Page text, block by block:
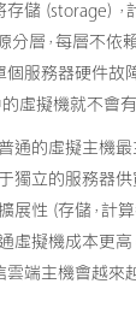
儲（storage），
分層，每層不依
個服務器硬件故
的虛擬機就不會有
通的虛擬主機最
獨立的服務器供
性（存儲，計
虛擬機成本更高
雲端主機會越來